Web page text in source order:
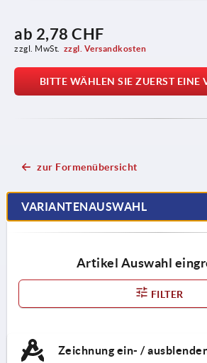
ab 2,78 CHF
zzgl. MwSt. zzgl. Versandkosten
BITTE WÄHLEN SIE ZUERST EINE
zur Formenübersicht
VARIANTENAUSWAHL
Artikel Auswahl
FILTER
Zeichnung ein- /